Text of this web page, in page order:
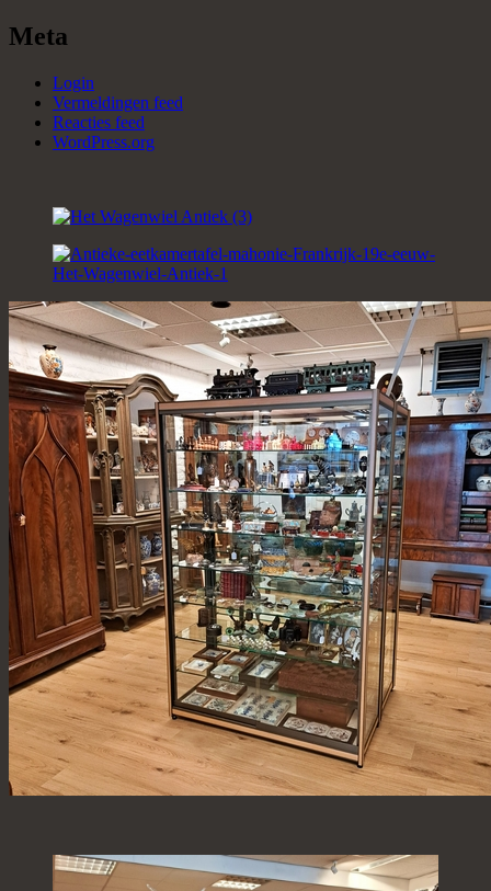
Meta
Login
Vermeldingen feed
Reacties feed
WordPress.org